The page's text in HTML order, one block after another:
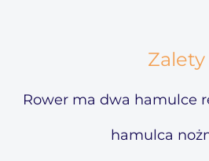
Zalety
Rower ma dwa hamulce
hamulca